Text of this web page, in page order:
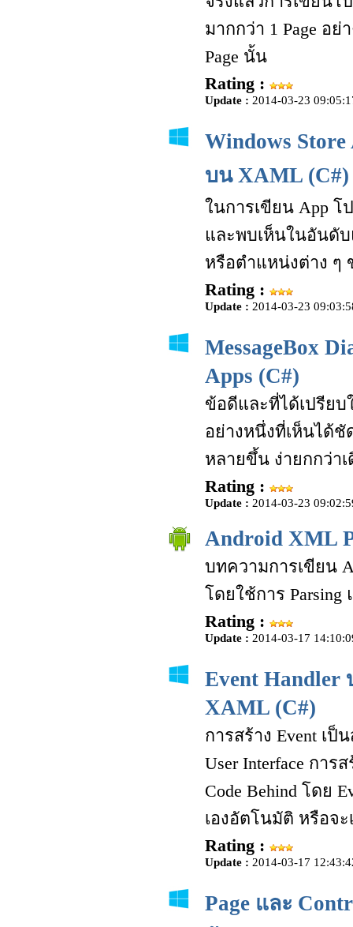
มากกว่า 1 Page อ
Page นั้น
Rating :
Update : 2014-03-23
Windows
บน XAML (C#)
ในการเขียน App โ
และพบเห็นในอันดับ
หรือตำแหน่งต่าง ๆ
Rating :
Update : 2014-03-23
MessageBox
Apps (C#)
ข้อดีและที่ได้เปรียบ
อย่างหนึ่งที่เห็นได้
หลายขึ้น ง่ายกกว่า
Rating :
Update : 2014-03-23
Android XML
บทความการเขียน
โดยใช้การ
Rating :
Update : 2014-03-17
Event Handler
XAML (C#)
การสร้าง Event เ
User Interface กา
Code Behind โดย
เองอัตโนมัติ หรือจะ
Rating :
Update : 2014-03-17
Page และ